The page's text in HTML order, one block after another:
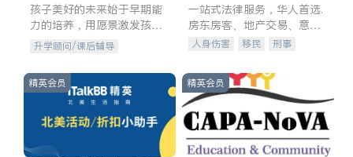
孩子美好的未来始于早期能
力的培养，用愿景激发孩子
的学习潜力和动力。理念：
拥有成长型心态是成功的基
石。
升学顾问/课后辅导
一站式法律服务，华人首选.
房东房客、地产交易、意外
伤害、车祸重伤、商业诉
建筑合同、刑事案件全包办
人身伤害 移民
刑事
信托/遗嘱
商业
索赔
律师-其它 保释
精英会员 精英会员